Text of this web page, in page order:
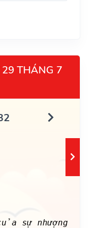
THÁNG 7
sự nhượng